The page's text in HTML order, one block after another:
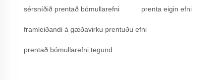
sérsníðið prentað bómullarefni prenta eigin efni
framleiðandi á gæðavirku prentuðu efni
prentað bómullarefni tegund